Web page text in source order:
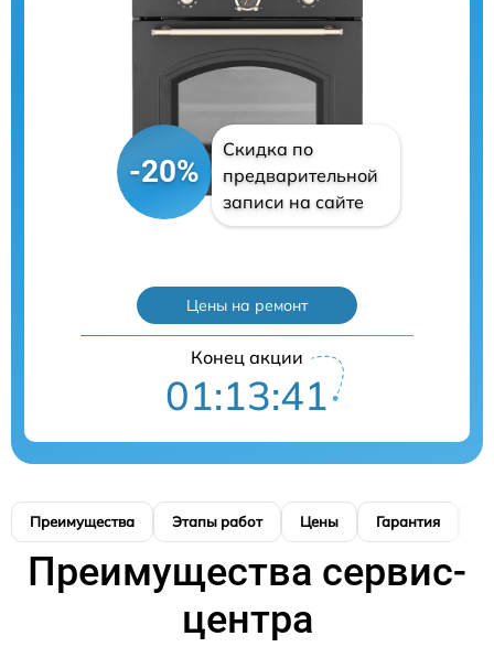
-20%
Скидка по
предварительной
записи на сайте
Цены на ремонт
Конец акции
01:13:40
Преимущества Этапы работ Цены Гарантия
Преимущества сервис-
центра